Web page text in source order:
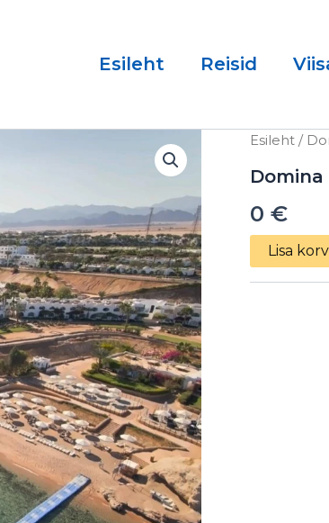
Esileht Reisid
Esileht/
Domina
0 €
Domina
Bay
5*
kogus
Lisa